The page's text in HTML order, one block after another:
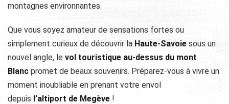
montagnes environnantes.
Que vous soyez amateur de sensations fortes ou
simplement curieux de découvrir laHaute-Savoie sous un
nouvel angle, le vol touristique au-dessus du mont
Blanc promet de beaux souvenirs. Préparez-vous à vivre un
moment inoubliable en prenant votre envol
depuis l’altiport de Megève !